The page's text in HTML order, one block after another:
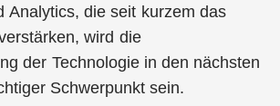
Analytics, die seit kurzem das
wird die
der Technologie in den nächsten
Schwerpunkt sein.